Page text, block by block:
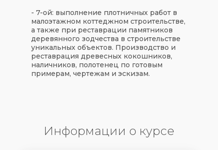
- 7-ой: выполнение плотничных работ в
малоэтажном коттеджном строительстве,
а также при реставрации памятников
деревянного зодчества в строительстве
уникальных объектов. Производство и
реставрация древесных кокошников,
наличников, полотенец по готовым
примерам, чертежам и эскизам.
Информации о курсе